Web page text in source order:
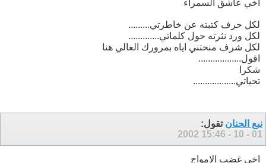
اخي عاشق السمراء
لكل حرف كتبته عن خاطرتي.........
لكل ورد نثرته حول كلماتي.............
لكل شرف منحتني اياه بمرورك الغالي هنا
اقول..................
شكرا
تحياتي..................
نبع الحنان تقول:
01 - 10 - 2002
15:46
اخي غضب الامواج